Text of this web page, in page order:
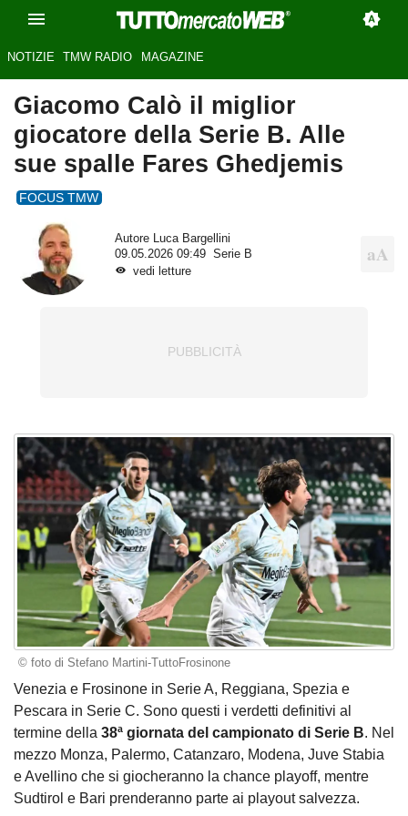
NOTIZIE TMW RADIO MAGAZINE
Giacomo Calò il miglior
giocatore della Serie B. Alle
sue spalle Fares Ghedjemis
FOCUS TMW
Autore Luca Bargellini
09.05.2026 09:49
Serie B
vedi letture
© foto di Stefano Martini-TuttoFrosinone
Venezia e Frosinone in Serie A, Reggiana, Spezia e
Pescara in Serie C. Sono questi i verdetti definitivi al
termine della 38ª giornata del campionato di Serie B. Nel
mezzo Monza, Palermo, Catanzaro, Modena, Juve Stabia
e Avellino che si giocheranno la chance playoff, mentre
Sudtirol e Bari prenderanno parte ai playout salvezza.